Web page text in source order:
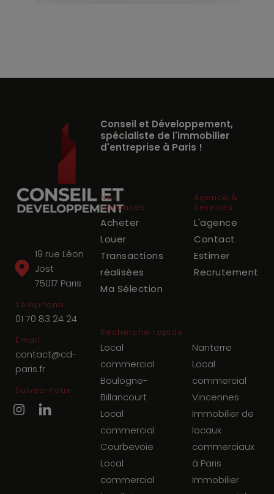
19 rue Léon
Jost
75017 Paris
Téléphone
01 70 83 24 24
Email
contact@cd-
paris.fr
Suivez-nous
Conseil et Développement,
spécialiste de l'immobilier
d'entreprise à Paris !
Nos
annonces
Acheter
Louer
Transactions
réalisées
Ma Sélection
Agence &
Services
L'agence
Contact
Estimer
Recrutement
Recherche rapide
Local
commercial
Boulogne-
Billancourt
Local
commercial
Courbevoie
Local
commercial
Nanterre
Local
commercial
Vincennes
Immobilier de
locaux
commerciaux
à Paris
Immobilier